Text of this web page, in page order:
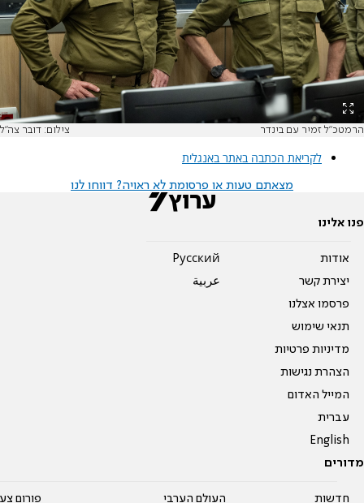
הרמטכ"ל זמיר עם בינדר צילום: דובר צה"ל
לקריאת הכתבה באתר באנגלית
מצאתם טעות או פרסומת לא ראויה? דווחו לנו
פנו אלינו
אודות
יצירת קשר
פרסמו אצלנו
תנאי שימוש
מדיניות פרטיות
הצהרת נגישות
המייל האדום
עברית
English
Pусский
عربية
מדורים
חדשות העולם הערבי פורום